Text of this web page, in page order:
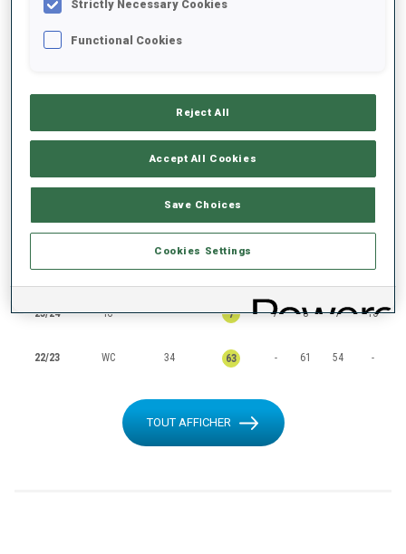
CLASSEMENTS
25/26 WC 85 50 53 43 46 -
25/26 IC - 42 43 41 40 54
24/25 IC - 7 6 7 6 6
23/24 IC - 7 7 8 7 10
22/23 WC 34 63 - 61 54 -
TOUT AFFICHER
Strictly Necessary Cookies
Functional Cookies
Reject All
Accept All Cookies
Save Choices
Cookies Settings